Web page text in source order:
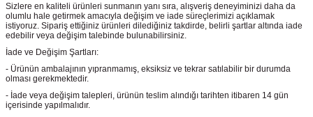
Sizlere en kaliteli ürünleri sunmanın yanı sıra, alışveriş deneyiminizi daha da
olumlu hale getirmek amacıyla değişim ve iade süreçlerimizi açıklamak
istiyoruz. Sipariş ettiğiniz ürünleri dilediğiniz takdirde, belirli şartlar altında iade
edebilir veya değişim talebinde bulunabilirsiniz.
İade ve Değişim Şartları:
- Ürünün ambalajının yıpranmamış, eksiksiz ve tekrar satılabilir bir durumda
olması gerekmektedir.
- İade veya değişim talepleri, ürünün teslim alındığı tarihten itibaren 14 gün
içerisinde yapılmalıdır.